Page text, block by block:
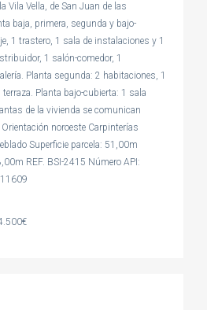
Vila Vella, de San Juan de las
baja, primera, segunda y bajo-
1 trastero, 1 sala de instalaciones y 1
1 salón-comedor, 1
Planta segunda: 2 habitaciones, 1
Planta bajo-cubierta: 1 sala
de la vivienda se comunican
noroeste Carpinterías
Superficie parcela: 51,00m
REF. BSI-2415 Número API: